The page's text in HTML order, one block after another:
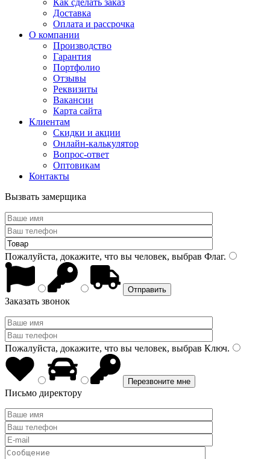
Как сделать заказ
Доставка
Оплата и рассрочка
О компании
Производство
Гарантия
Портфолио
Отзывы
Реквизиты
Вакансии
Карта сайта
Клиентам
Скидки и акции
Онлайн-калькулятор
Вопрос-ответ
Оптовикам
Контакты
Вызвать замерщика
Пожалуйста, докажите, что вы человек, выбрав Флаг.
Заказать звонок
Пожалуйста, докажите, что вы человек, выбрав Ключ.
Письмо директору